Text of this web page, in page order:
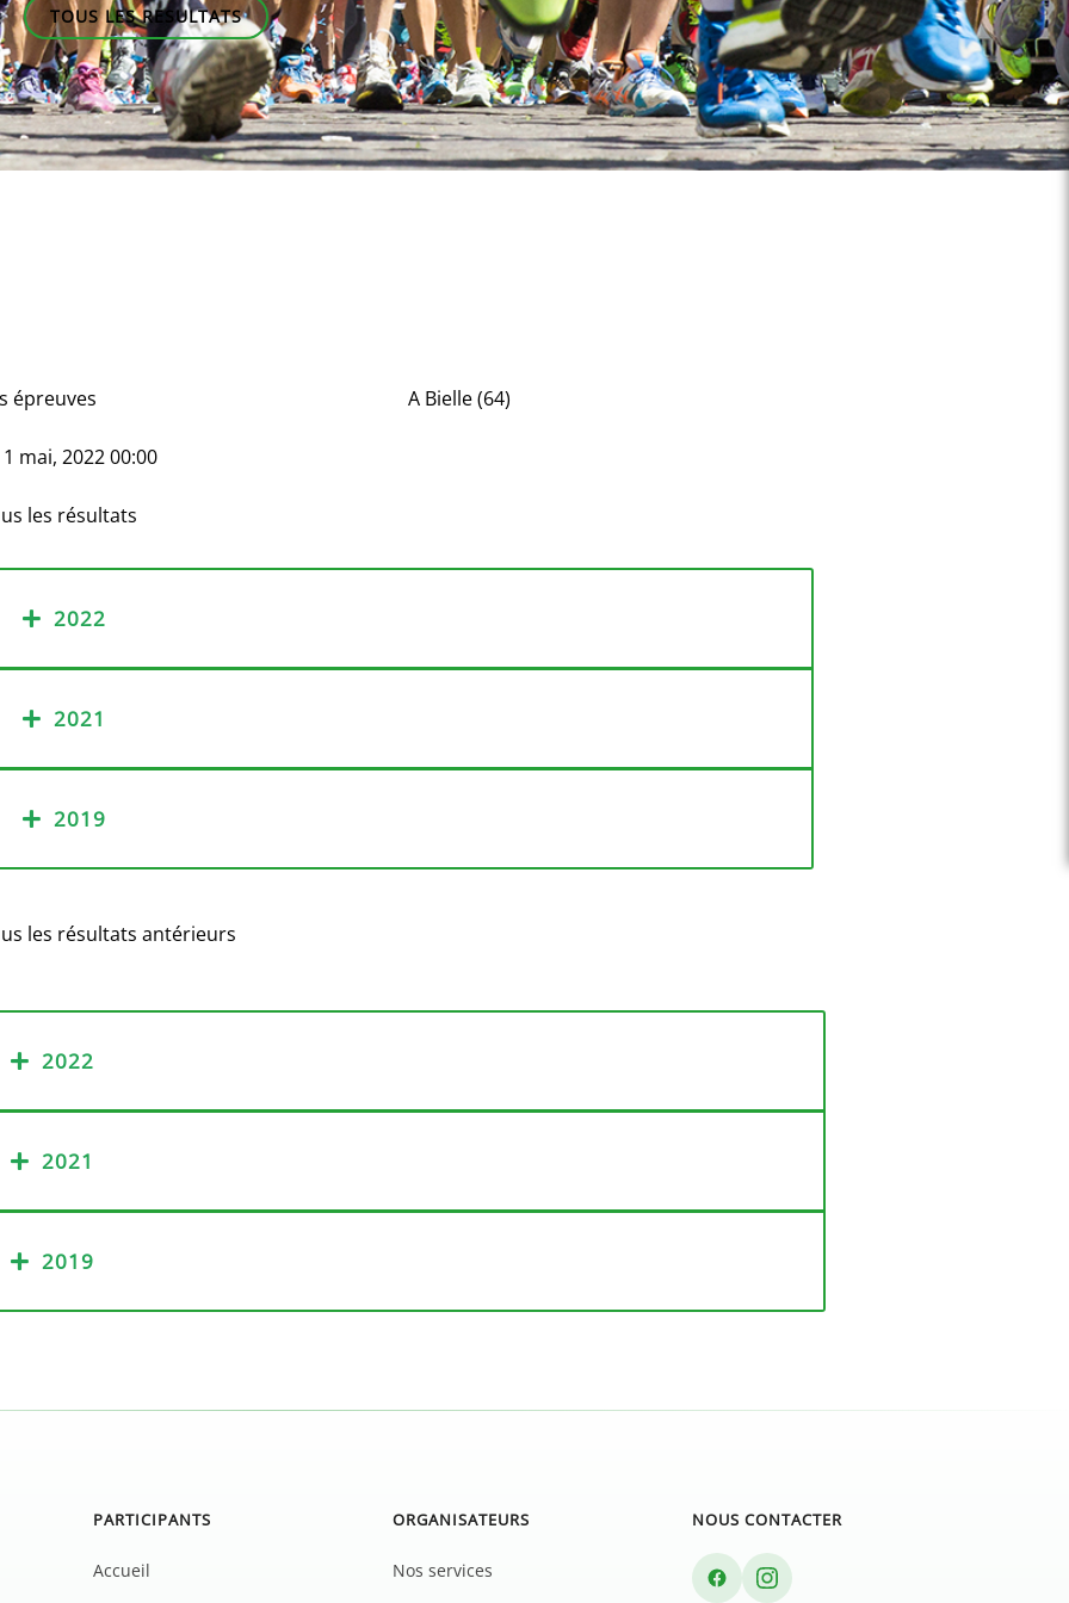
TOUS LES RESULTATS
épreuves
1 mai, 2022 00:00
A Bielle (64)
les résultats
2022
2021
2019
les résultats antérieurs
2022
2021
2019
PARTICIPANTS
Accueil
ORGANISATEURS
Nos services
NOUS CONTACTER